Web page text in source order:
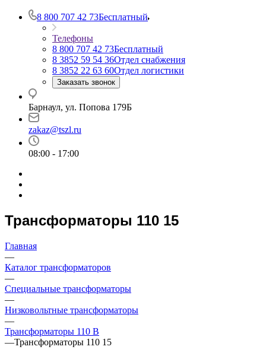
8 800 707 42 73Бесплатный
Телефоны
8 800 707 42 73Бесплатный
8 3852 59 54 36Отдел снабжения
8 3852 22 63 60Отдел логистики
Заказать звонок
Барнаул, ул. Попова 179Б
zakaz@tszl.ru
08:00 - 17:00
Трансформаторы 110 15
Главная
—
Каталог трансформаторов
—
Специальные трансформаторы
—
Низковольтные трансформаторы
—
Трансформаторы 110 В
—Трансформаторы 110 15